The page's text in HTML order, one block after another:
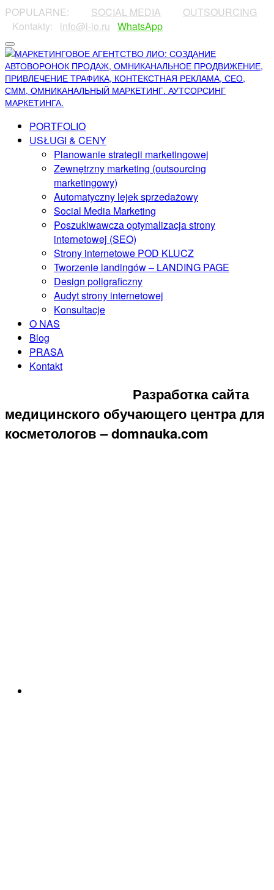
POPULARNE: SOCIAL MEDIA OUTSOURCING
⠀Kontakty:⠀ info@l-io.ru WhatsApp
PORTFOLIO
USŁUGI & CENY
Planowanie strategii marketingowej
Zewnętrzny marketing (outsourcing
marketingowy)
Automatyczny lejek sprzedażowy
Social Media Marketing
Poszukiwawcza optymalizacja strony
internetowej (SEO)
Strony internetowe POD KLUCZ
Tworzenie landingów – LANDING PAGE
Design poligraficzny
Audyt strony internetowej
Konsultacje
O NAS
Blog
PRASA
Kontakt
Разработка сайта
медицинского обучающего центра для
косметологов – domnauka.com